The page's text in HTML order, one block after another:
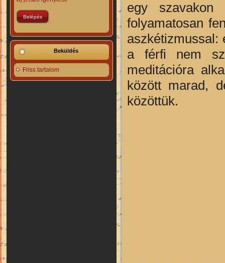
Beküldés
Friss tartalom
egy
folyamatosan
aszkétizmussal:
a férfi nem
meditációra
között marad,
közöttük.